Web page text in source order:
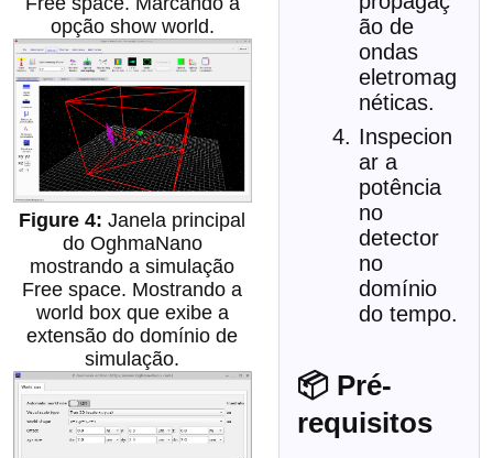
ão de
ondas
eletromag
néticas.
Inspecion
ar a
potência
no
detector
no
domínio
do tempo.
📦 Pré-
requisitos
opção show world.
Janela principal
do OghmaNano
mostrando a simulação
Free space. Mostrando a
world box que exibe a
extensão do domínio de
simulação.